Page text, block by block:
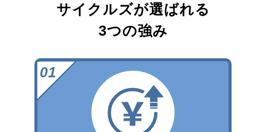
サイクルズが選ばれる
3つの強み